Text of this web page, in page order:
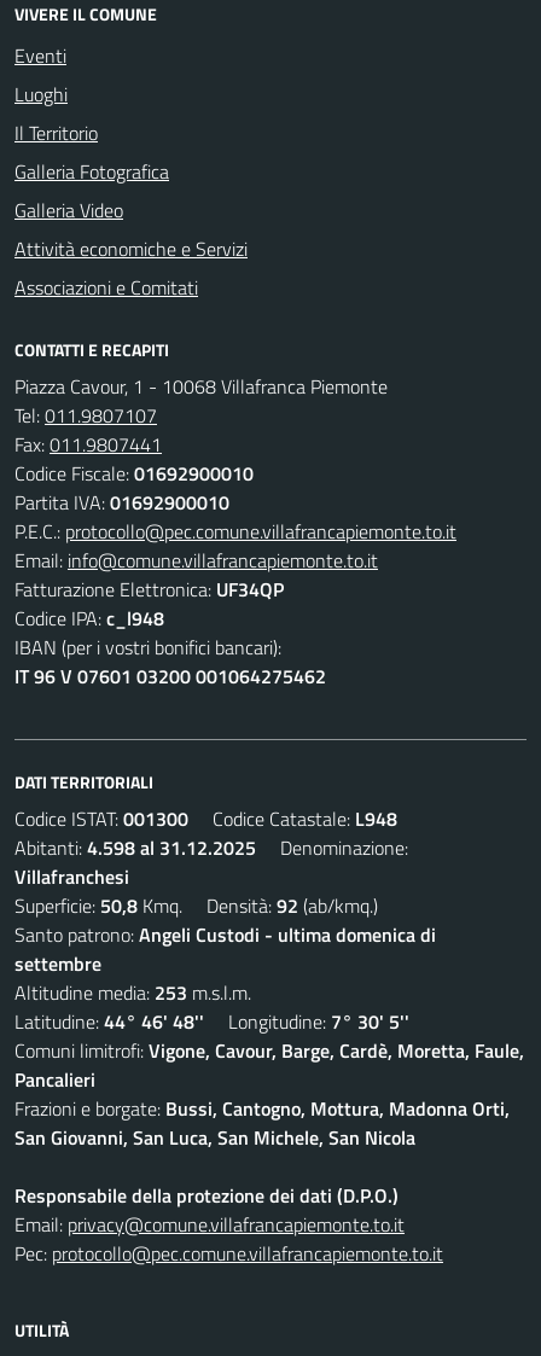
VIVERE IL COMUNE
Eventi
Luoghi
Il Territorio
Galleria Fotografica
Galleria Video
Attività economiche e Servizi
Associazioni e Comitati
CONTATTI E RECAPITI
Piazza Cavour, 1 - 10068 Villafranca Piemonte
Tel:011.9807107
Fax:011.9807441
Codice Fiscale:01692900010
Partita IVA:01692900010
P.E.C.: protocollo@pec.comune.villafrancapiemonte.to.it
Email: info@comune.villafrancapiemonte.to.it
Fatturazione Elettronica: UF34QP
Codice IPA:c_l948
IBAN (per i vostri bonifici bancari):
IT 96 V 07601 03200 001064275462
DATI TERRITORIALI
Codice ISTAT:001300 Codice Catastale: L948
Abitanti:4.598 al 31.12.2025 Denominazione:
Villafranchesi
Superficie: 50,8 Kmq. Densità:92 (ab/kmq.)
Santo patrono:Angeli Custodi - ultima domenica di
settembre
Altitudine media: 253 m.s.l.m.
Latitudine:44° 46' 48'' Longitudine: 7° 30' 5''
Comuni limitrofi:Vigone, Cavour, Barge, Cardè, Moretta, Faule,
Pancalieri
Frazioni e borgate: Bussi, Cantogno, Mottura, Madonna Orti,
San Giovanni, San Luca, San Michele, San Nicola
Responsabile della protezione dei dati (D.P.O.)
Email: privacy@comune.villafrancapiemonte.to.it
Pec: protocollo@pec.comune.villafrancapiemonte.to.it
UTILITÀ